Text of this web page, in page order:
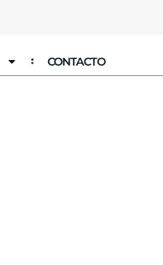
CONTACTO